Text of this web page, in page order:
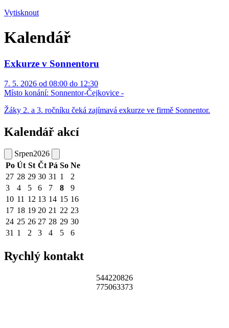
Vytisknout
Kalendář
Exkurze v Sonnentoru
7. 5. 2026 od 08:00 do 12:30
Místo konání: Sonnentor-Čejkovice -
Žáky 2. a 3. ročníku čeká zajímavá exkurze ve firmě Sonnentor.
Kalendář akcí
Srpen2026
Po Út St Čt Pá So Ne
27 28 29 30 31 1
2
3
4 5 6 7 8
9
10 11 12 13 14 15 16
17 18 19 20 21 22 23
24 25 26 27 28 29 30
31 1 2 3 4 5 6
Rychlý kontakt
544220826
775063373